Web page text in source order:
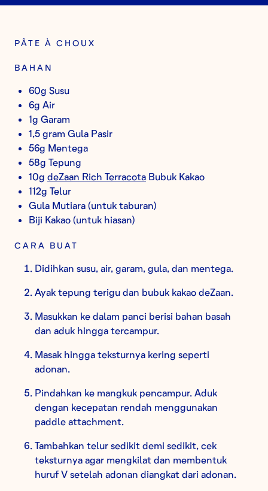
PÂTE À CHOUX
BAHAN
60g Susu
6g Air
1g Garam
1,5 gram Gula Pasir
56g Mentega
58g Tepung
10g deZaan Rich Terracota Bubuk Kakao
112g Telur
Gula Mutiara (untuk taburan)
Biji Kakao (untuk hiasan)
CARA BUAT
Didihkan susu, air, garam, gula, dan mentega.
Ayak tepung terigu dan bubuk kakao deZaan.
Masukkan ke dalam panci berisi bahan basah
dan aduk hingga tercampur.
Masak hingga teksturnya kering seperti
adonan.
Pindahkan ke mangkuk pencampur. Aduk
dengan kecepatan rendah menggunakan
paddle attachment.
Tambahkan telur sedikit demi sedikit, cek
teksturnya agar mengkilat dan membentuk
huruf V setelah adonan diangkat dari adonan.